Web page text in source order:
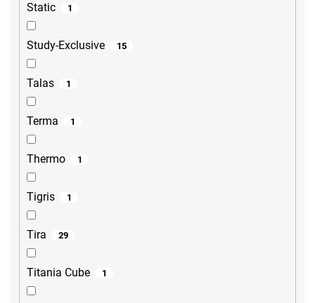
Static 1
Study-Exclusive 15
Talas 1
Terma 1
Thermo 1
Tigris 1
Tira 29
Titania Cube 1